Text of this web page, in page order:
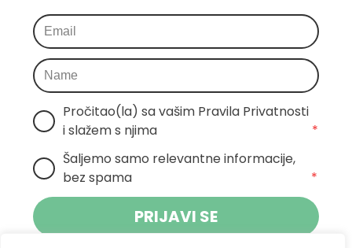
Pročitao(la) sa vašim Pravila Privatnosti
i slažem s njima
*
Šaljemo samo relevantne informacije,
bez spama
*
PRIJAVI SE